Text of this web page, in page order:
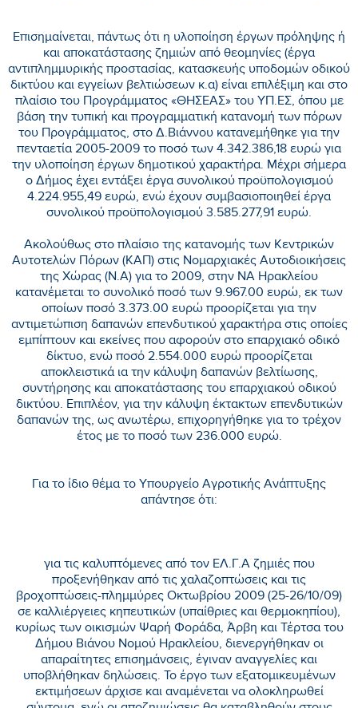
Επισημαίνεται, πάντως ότι η υλοποίηση έργων πρόληψης ή
και αποκατάστασης ζημιών από θεομηνίες (έργα
αντιπλημμυρικής προστασίας, κατασκευής υποδομών οδικού
δικτύου και εγγείων βελτιώσεων κ.α) είναι επιλέξιμη και στο
πλαίσιο του Προγράμματος «ΘΗΣΕΑΣ» του ΥΠ.ΕΣ, όπου με
βάση την τυπική και προγραμματική κατανομή των πόρων
του Προγράμματος, στο Δ.Βιάννου κατανεμήθηκε για την
πενταετία 2005-2009 το ποσό των 4.342.386,18 ευρώ για
την υλοποίηση έργων δημοτικού χαρακτήρα. Μέχρι σήμερα
ο Δήμος έχει εντάξει έργα συνολικού προϋπολογισμού
4.224.955,49 ευρώ, ενώ έχουν συμβασιοποιηθεί έργα
συνολικού προϋπολογισμού 3.585.277,91 ευρώ.
Ακολούθως στο πλαίσιο της κατανομής των Κεντρικών
Αυτοτελών Πόρων (ΚΑΠ) στις Νομαρχιακές Αυτοδιοικήσεις
της Χώρας (Ν.Α) για το 2009, στην ΝΑ Ηρακλείου
κατανέμεται το συνολικό ποσό των 9.967.00 ευρώ, εκ των
οποίων ποσό 3.373.00 ευρώ προορίζεται για την
αντιμετώπιση δαπανών επενδυτικού χαρακτήρα στις οποίες
εμπίπτουν και εκείνες που αφορούν στο επαρχιακό οδικό
δίκτυο, ενώ ποσό 2.554.000 ευρώ προορίζεται
αποκλειστικά ια την κάλυψη δαπανών βελτίωσης,
συντήρησης και αποκατάστασης του επαρχιακού οδικού
δικτύου. Επιπλέον, για την κάλυψη έκτακτων επενδυτικών
δαπανών της, ως ανωτέρω, επιχορηγήθηκε για το τρέχον
έτος με το ποσό των 236.000 ευρώ.
Για το ίδιο θέμα το Υπουργείο Αγροτικής Ανάπτυξης
απάντησε ότι:
για τις καλυπτόμενες από τον ΕΛ.Γ.Α ζημιές που
προξενήθηκαν από τις χαλαζοπτώσεις και τις
βροχοπτώσεις-πλημμύρες Οκτωβρίου 2009 (25-26/10/09)
σε καλλιέργειες κηπευτικών (υπαίθριες και θερμοκηπίου),
κυρίως των οικισμών Ψαρή Φοράδα, Άρβη και Τέρτσα του
Δήμου Βιάνου Νομού Ηρακλείου, διενεργήθηκαν οι
απαραίτητες επισημάνσεις, έγιναν αναγγελίες και
υποβλήθηκαν δηλώσεις. Το έργο των εξατομικευμένων
εκτιμήσεων άρχισε και αναμένεται να ολοκληρωθεί